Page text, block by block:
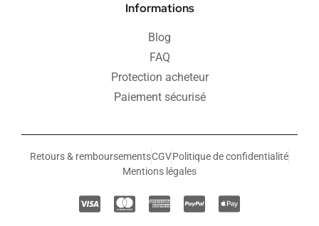
Informations
Blog
FAQ
Protection acheteur
Paiement sécurisé
Retours & remboursementsCGVPolitique de confidentialité
Mentions légales